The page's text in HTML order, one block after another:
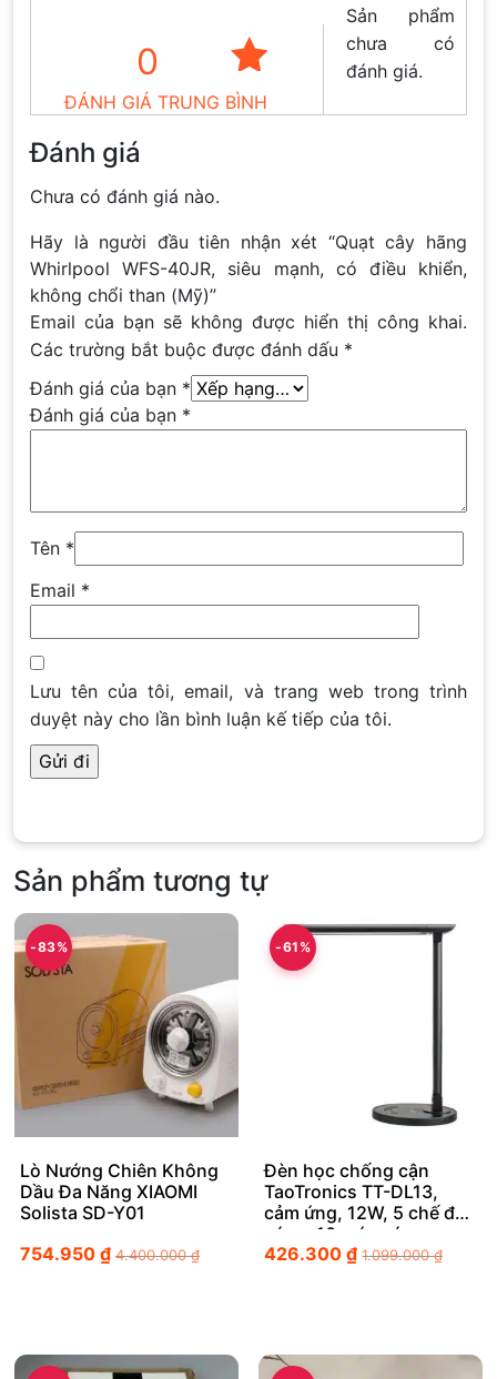
0
ĐÁNH GIÁ TRUNG BÌNH
Sản phẩm
chưa có
đánh giá.
Đánh giá
Chưa có đánh giá nào.
Hãy là người đầu tiên nhận xét “Quạt cây hãng
Whirlpool WFS-40JR, siêu mạnh, có điều khiển,
không chổi than (Mỹ)”
Email của bạn sẽ không được hiển thị công khai.
Các trường bắt buộc được đánh dấu *
Đánh giá của bạn *
Đánh giá của bạn *
Tên *
Email *
Lưu tên của tôi, email, và trang web trong trình
duyệt này cho lần bình luận kế tiếp của tôi.
Sản phẩm tương tự
-83%
Lò Nướng Chiên Không
Dầu Đa Năng XIAOMI
Solista SD-Y01
754.950 ₫ 4.400.000₫
-61%
Đèn học chống cận
TaoTronics TT-DL13,
cảm ứng, 12W, 5 chế độ
sáng, 10 mức sáng
426.300₫ 1.099.000₫